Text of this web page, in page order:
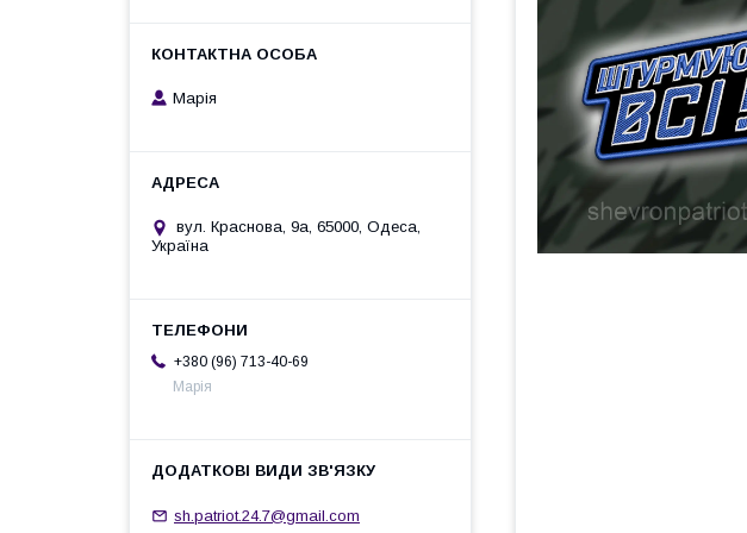
Марія
вул. Краснова, 9а, 65000, Одеса,
Україна
+380 (96) 713-40-69
Марія
sh.patriot.24.7@gmail.com